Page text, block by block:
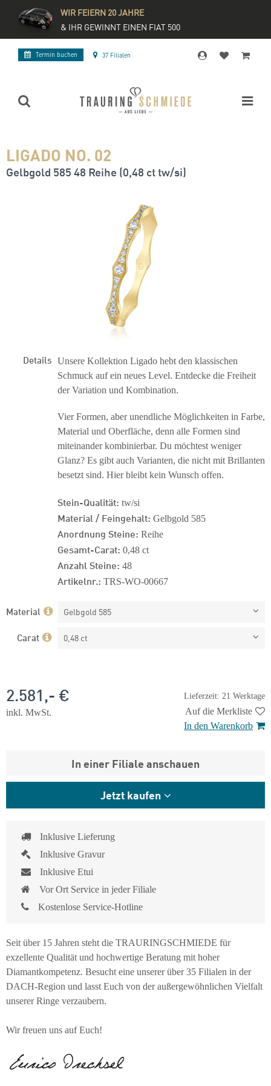
WIR FEIERN 20 JAHRE
& IHR GEWINNT EINEN FIAT 500
Termin buchen 37 Filialen
LIGADO NO. 02
Gelbgold 585 48 Reihe (0,48 ct tw/si)
Details Unsere Kollektion Ligado hebt den klassischen
Schmuck auf ein neues Level. Entdecke die Freiheit
der Variation und Kombination.
Vier Formen, aber unendliche Möglichkeiten in Farbe,
Material und Oberfläche, denn alle Formen sind
miteinander kombinierbar. Du möchtest weniger
Glanz? Es gibt auch Varianten, die nicht mit Brillanten
besetzt sind. Hier bleibt kein Wunsch offen.
Stein-Qualität: tw/si
Material / Feingehalt: Gelbgold 585
Anordnung Steine: Reihe
Gesamt-Carat: 0,48 ct
Anzahl Steine: 48
Artikelnr.: TRS-WO-00667
Material Gelbgold 585
Carat 0,48 ct
Lieferzeit: 21 Werktage
2.581,- €
inkl. MwSt.
Auf die Merkliste
In den Warenkorb
In einer Filiale anschauen
Jetzt kaufen
Inklusive Lieferung
Inklusive Gravur
Inklusive Etui
Vor Ort Service in jeder Filiale
Kostenlose Service-Hotline
Seit über 15 Jahren steht die TRAURINGSCHMIEDE für
exzellente Qualität und hochwertige Beratung mit hoher
Diamantkompetenz. Besucht eine unserer über 35 Filialen in der
DACH-Region und lasst Euch von der außergewöhnlichen Vielfalt
unserer Ringe verzaubern.
Wir freuen uns auf Euch!